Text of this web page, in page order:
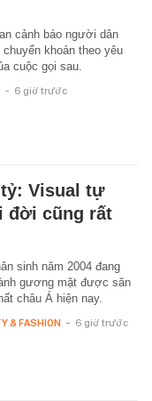
cảnh báo người dân
chuyển khoản theo yêu
cuộc gọi sau.
- 6 giờ trước
Visual tự
đời cũng rất
sinh năm 2004 đang
gương mặt được săn
châu Á hiện nay.
& FASHION - 6 giờ trước